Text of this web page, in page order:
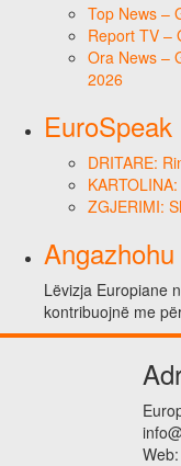
Top News –
Report TV –
Ora News –
2026
EuroSpeak
DRITARE:
ZGJERIMI:
Lëvizja Europiane
kontribuojnë me
Web: